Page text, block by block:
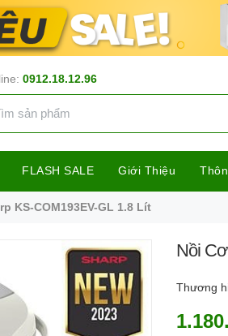
0912.18.12.96
FLASH SALE Giới Thiệu
KS-COM193EV-GL 1.8 Lít
Nồi
Thương